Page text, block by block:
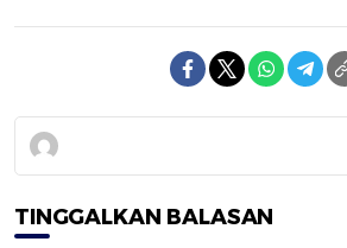
TINGGALKAN BALASAN